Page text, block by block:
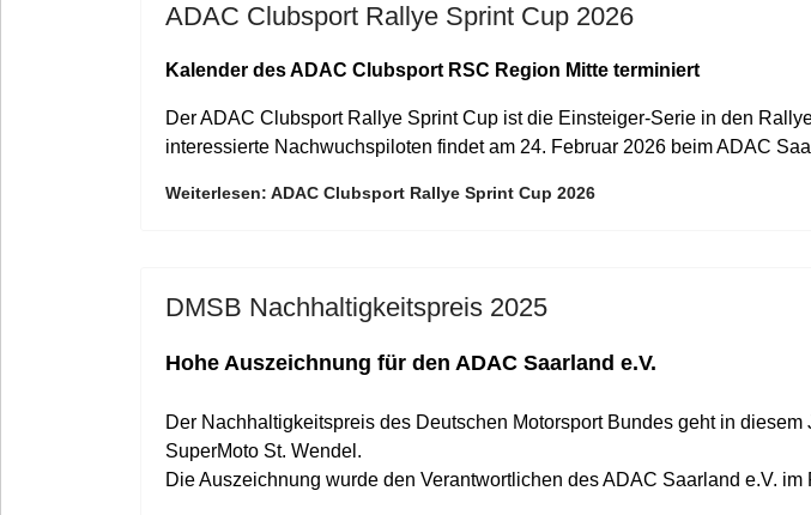
ADAC Clubsport Rallye Sprint Cup 2026
Kalender des ADAC Clubsport RSC Region Mitte terminiert
Der ADAC Clubsport Rallye Sprint Cup ist die Einsteiger-Serie in den
interessierte Nachwuchspiloten findet am 24. Februar 2026 beim ADAC
Weiterlesen: ADAC Clubsport Rallye Sprint Cup 2026
DMSB Nachhaltigkeitspreis 2025
Hohe Auszeichnung für den ADAC Saarland e.V.
Der Nachhaltigkeitspreis des Deutschen Motorsport Bundes geht in
SuperMoto St. Wendel.
Die Auszeichnung wurde den Verantwortlichen des ADAC Saarland e.V.